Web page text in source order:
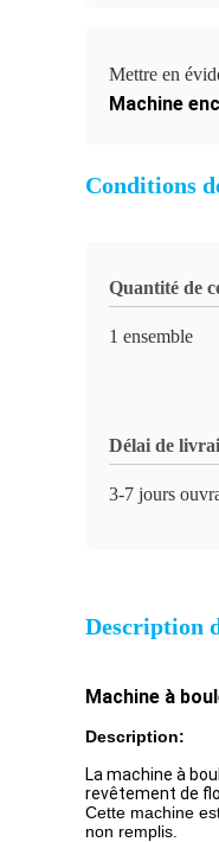
Mettre en
Machine
Conditions
Quantité de
1 ensemble
Délai de
3-7 jours
Description
Machine à
Description:
La machine à
revêtement de
Cette machine
non remplis.